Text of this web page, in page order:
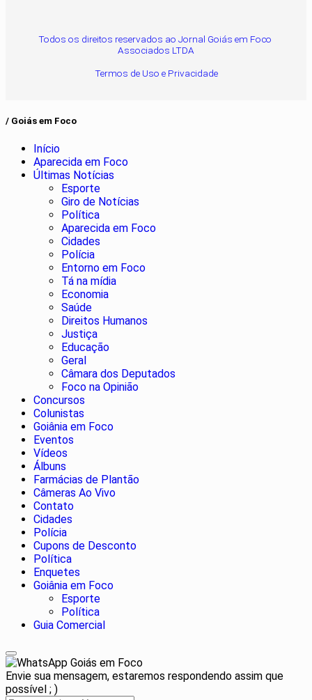
Todos os direitos reservados ao Jornal Goiás em Foco
Associados LTDA
Termos de Uso e Privacidade
/ Goiás em Foco
Início
Aparecida em Foco
Últimas Notícias
Esporte
Giro de Notícias
Política
Aparecida em Foco
Cidades
Polícia
Entorno em Foco
Tá na mídia
Economia
Saúde
Direitos Humanos
Justiça
Educação
Geral
Câmara dos Deputados
Foco na Opinião
Concursos
Colunistas
Goiânia em Foco
Eventos
Vídeos
Álbuns
Farmácias de Plantão
Câmeras Ao Vivo
Contato
Cidades
Polícia
Cupons de Desconto
Política
Enquetes
Goiânia em Foco
Esporte
Política
Guia Comercial
Goiás em Foco
Envie sua mensagem, estaremos respondendo assim que
possível ; )